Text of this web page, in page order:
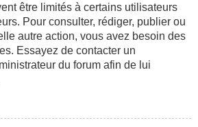
être limités à certains utilisateurs
Pour consulter, rédiger, publier ou
autre action, vous avez besoin des
Essayez de contacter un
du forum afin de lui